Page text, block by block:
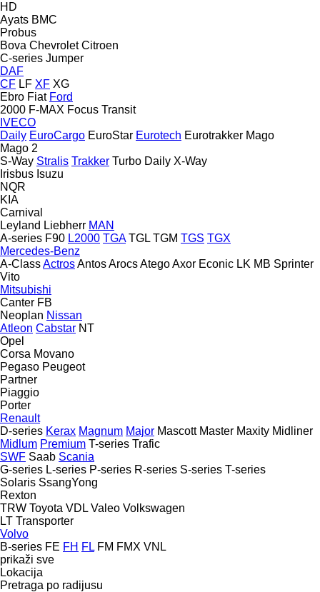
HD
Ayats BMC
Probus
Bova Chevrolet Citroen
C-series Jumper
DAF
CF LF XF XG
Ebro Fiat Ford
2000 F-MAX Focus Transit
IVECO
Daily EuroCargo EuroStar Eurotech Eurotrakker Mago
Mago 2
S-Way Stralis Trakker Turbo Daily X-Way
Irisbus Isuzu
NQR
KIA
Carnival
Leyland Liebherr MAN
A-series F90 L2000 TGA TGL TGM TGS TGX
Mercedes-Benz
A-ClassActrosAntosArocsAtegoAxor Econic LK MB Sprinter
Vito
Mitsubishi
Canter FB
Neoplan Nissan
Atleon Cabstar NT
Opel
Corsa Movano
Pegaso Peugeot
Partner
Piaggio
Porter
Renault
D-series Kerax Magnum Major Mascott Master Maxity Midliner
Midlum Premium T-series Trafic
SWF Saab Scania
G-series L-series P-series R-series S-series T-series
Solaris SsangYong
Rexton
TRW Toyota VDL Valeo Volkswagen
LT Transporter
Volvo
B-series FE FH FL FM FMX VNL
prikaži sve
Lokacija
Pretraga po radijusu